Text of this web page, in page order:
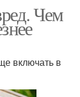
Чем
включать в